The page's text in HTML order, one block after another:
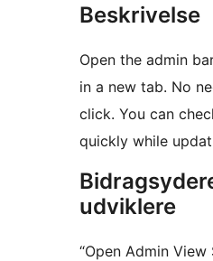
Beskrivelse
Open the admin
in a new tab. No
click. You can
quickly while
udviklere
“Open Admin View